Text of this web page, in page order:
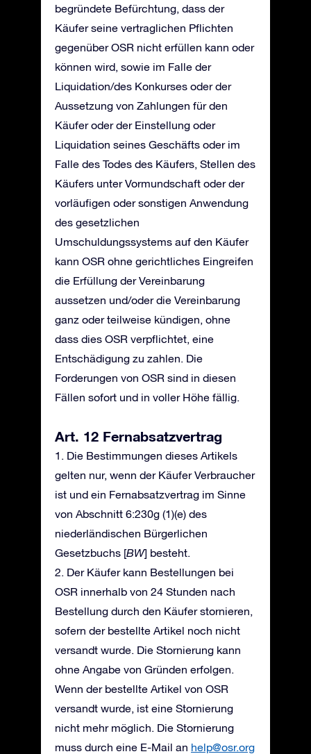
begründete Befürchtung, dass der
Käufer seine vertraglichen Pflichten
gegenüber OSR nicht erfüllen kann oder
können wird, sowie im Falle der
Liquidation/des Konkurses oder der
Aussetzung von Zahlungen für den
Käufer oder der Einstellung oder
Liquidation seines Geschäfts oder im
Falle des Todes des Käufers, Stellen des
Käufers unter Vormundschaft oder der
vorläufigen oder sonstigen Anwendung
des gesetzlichen
Umschuldungssystems auf den Käufer
kann OSR ohne gerichtliches Eingreifen
die Erfüllung der Vereinbarung
aussetzen und/oder die Vereinbarung
ganz oder teilweise kündigen, ohne
dass dies OSR verpflichtet, eine
Entschädigung zu zahlen. Die
Forderungen von OSR sind in diesen
Fällen sofort und in voller Höhe fällig.
Art. 12 Fernabsatzvertrag
1. Die Bestimmungen dieses Artikels
gelten nur, wenn der Käufer Verbraucher
ist und ein Fernabsatzvertrag im Sinne
von Abschnitt 6:230g (1)(e) des
niederländischen Bürgerlichen
Gesetzbuchs [BW] besteht.
2. Der Käufer kann Bestellungen bei
OSR innerhalb von 24 Stunden nach
Bestellung durch den Käufer stornieren,
sofern der bestellte Artikel noch nicht
versandt wurde. Die Stornierung kann
ohne Angabe von Gründen erfolgen.
Wenn der bestellte Artikel von OSR
versandt wurde, ist eine Stornierung
nicht mehr möglich. Die Stornierung
muss durch eine E-Mail an help@osr.org